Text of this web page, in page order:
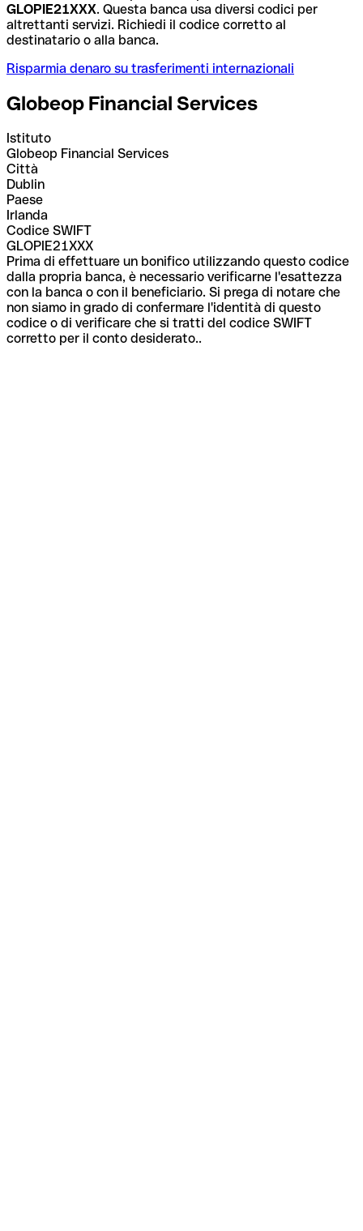
GLOPIE21XXX. Questa banca usa diversi codici per
altrettanti servizi. Richiedi il codice corretto al
destinatario o alla banca.
Risparmia denaro su trasferimenti internazionali
Globeop Financial Services
Istituto
Globeop Financial Services
Città
Dublin
Paese
Irlanda
Codice SWIFT
GLOPIE21XXX
Prima di effettuare un bonifico utilizzando questo codice
dalla propria banca, è necessario verificarne l'esattezza
con la banca o con il beneficiario. Si prega di notare che
non siamo in grado di confermare l'identità di questo
codice o di verificare che si tratti del codice SWIFT
corretto per il conto desiderato..